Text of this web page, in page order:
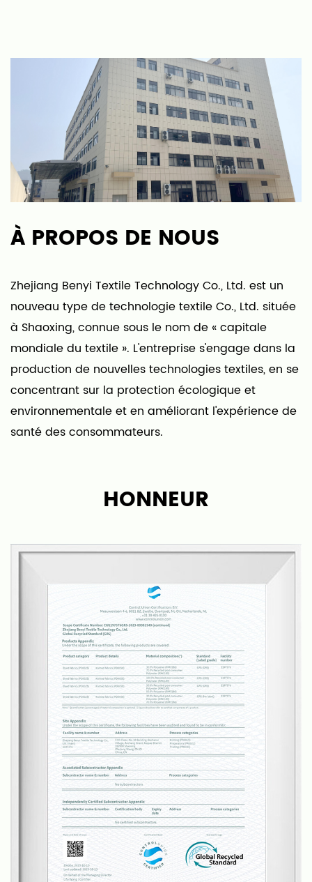
À PROPOS DE NOUS
Zhejiang Benyi Textile Technology Co., Ltd. est un
nouveau type de technologie textile Co., Ltd. située
à Shaoxing, connue sous le nom de « capitale
mondiale du textile ». L'entreprise s'engage dans la
production de nouvelles technologies textiles, en se
concentrant sur la protection écologique et
environnementale et en améliorant l'expérience de
santé des consommateurs.
le fond et la surface, il brise le mode de production
l'industrie du tapis, rendant la production de tapis
Bene possède ses propres usines de tissage, de
teinture/impression et de traitement de tapis finis,
ce qui nous permet de contrôler toute la chaîne de
production, en conservant une bonne qualité et des
délais de livraison. Avec une équipe de plus de 20
ingénieurs en tissus, nous développons chaque
trimestre de nouveaux tissus de moquette en
fonction des tendances du marché et pouvons
également fournir des services personnalisés en
fonction des exigences de nos clients.
Nos tapis et moquettes conviennent à divers
scénarios, notamment les salons, les chambres, les
salles de bains, les cuisines, les entrées et sorties, et
plus encore. Nous sommes fiers de fournir des
HONNEUR